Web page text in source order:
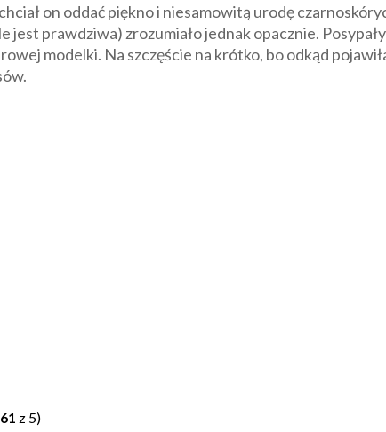
on oddać piękno i niesamowitą urodę
jest prawdziwa) zrozumiało jednak opacznie.
modelki. Na szczęście na krótko, bo odkąd
z 5)